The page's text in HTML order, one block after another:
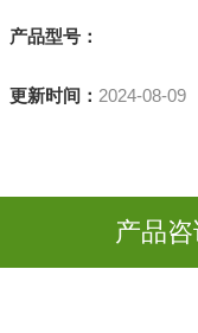
产品型号：
更新时间： 2024-08-09
产品咨